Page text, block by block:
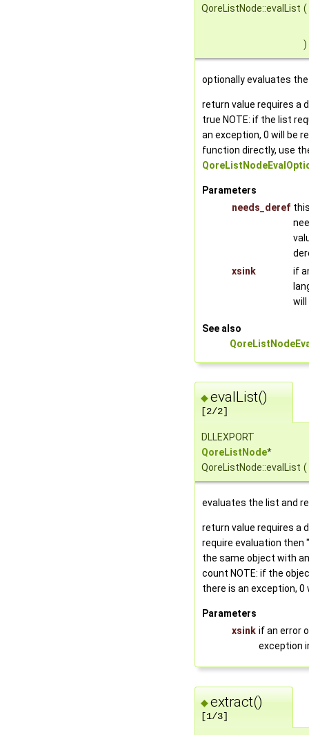
QoreListNode::evalList (
)
optionally evaluates
return value requires a
true NOTE: if the list
an exception, 0 will be
function directly, use
Parameters
needs_deref
xsink
if
will
See also
◆evalList()
[2/2]
DLLEXPORT
QoreListNode*
QoreListNode::evalList (
evaluates the list and
return value requires a
require evaluation
the same object with
count NOTE: if the
there is an exception, 0
Parameters
xsink if an error
exception
◆extract()
[1/3]